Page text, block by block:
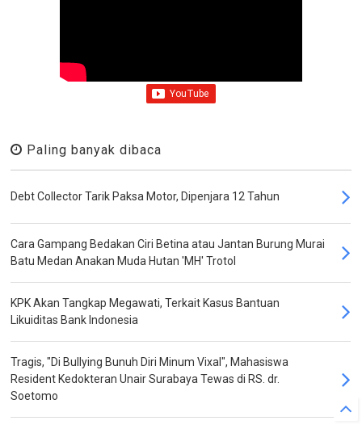
Paling banyak dibaca
Debt Collector Tarik Paksa Motor, Dipenjara 12 Tahun
Cara Gampang Bedakan Ciri Betina atau Jantan Burung Murai
Batu Medan Anakan Muda Hutan 'MH' Trotol
KPK Akan Tangkap Megawati, Terkait Kasus Bantuan
Likuiditas Bank Indonesia
Tragis, "Di Bullying Bunuh Diri Minum Vixal", Mahasiswa
Resident Kedokteran Unair Surabaya Tewas di RS. dr.
Soetomo